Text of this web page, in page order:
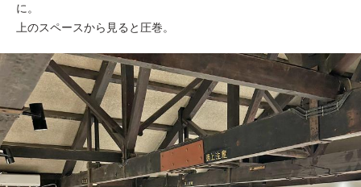
に。
上のスペースから見ると圧巻。